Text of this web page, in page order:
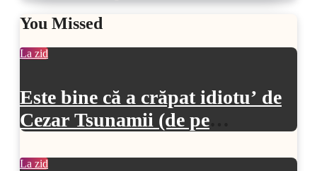
You Missed
La zid
Este bine că a crăpat idiotu’ de
Cezar Tsunamii (de pe
La zid